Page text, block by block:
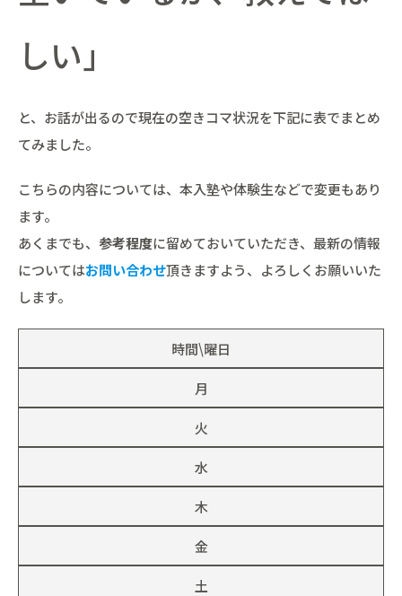
しい」
と、お話が出るので現在の空きコマ状況を下記に表でまとめ
てみました。
こちらの内容については、本入塾や体験生などで変更もあり
ます。
あくまでも、 参考程度に留めておいていただき、最新の情報
についてはお問い合わせ頂きますよう、よろしくお願いいた
します。
時間\曜日
月
火
水
木
金
土